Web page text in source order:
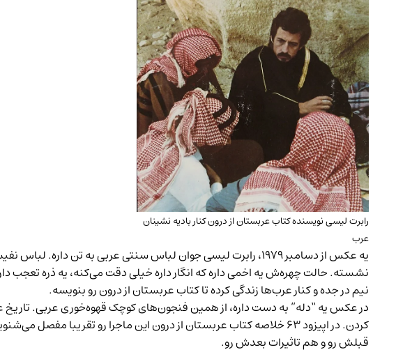
رابرت لیسی نویسنده کتاب عربستان از درون کنار بادیه نشینان
عرب
یه عکس از دسامبر ۱۹۷۹، رابرت لیسی جوان لباس سنتی عربی به تن
نشسته. حالت چهره‌ش یه اخمی داره که انگار داره خیلی دقت می‌کنه، یه ذره تعجب
نیم در جده و کنار عرب‌ها زندگی کرده تا کتاب عربستان از درون رو بنویسه.
در عکس یه “دله” به دست داره، از همین فنجون‌های کوچک قهوه‌خوری عربی.
کردن. در اپیزود ۶۳ خلاصه کتاب عربستان از درون این ماجرا رو
قبلش رو و هم تاثیرات بعدش رو.